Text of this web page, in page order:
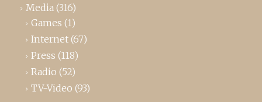
Media (316)
Games (1)
Internet (67)
Press (118)
Radio (52)
TV-Video (93)